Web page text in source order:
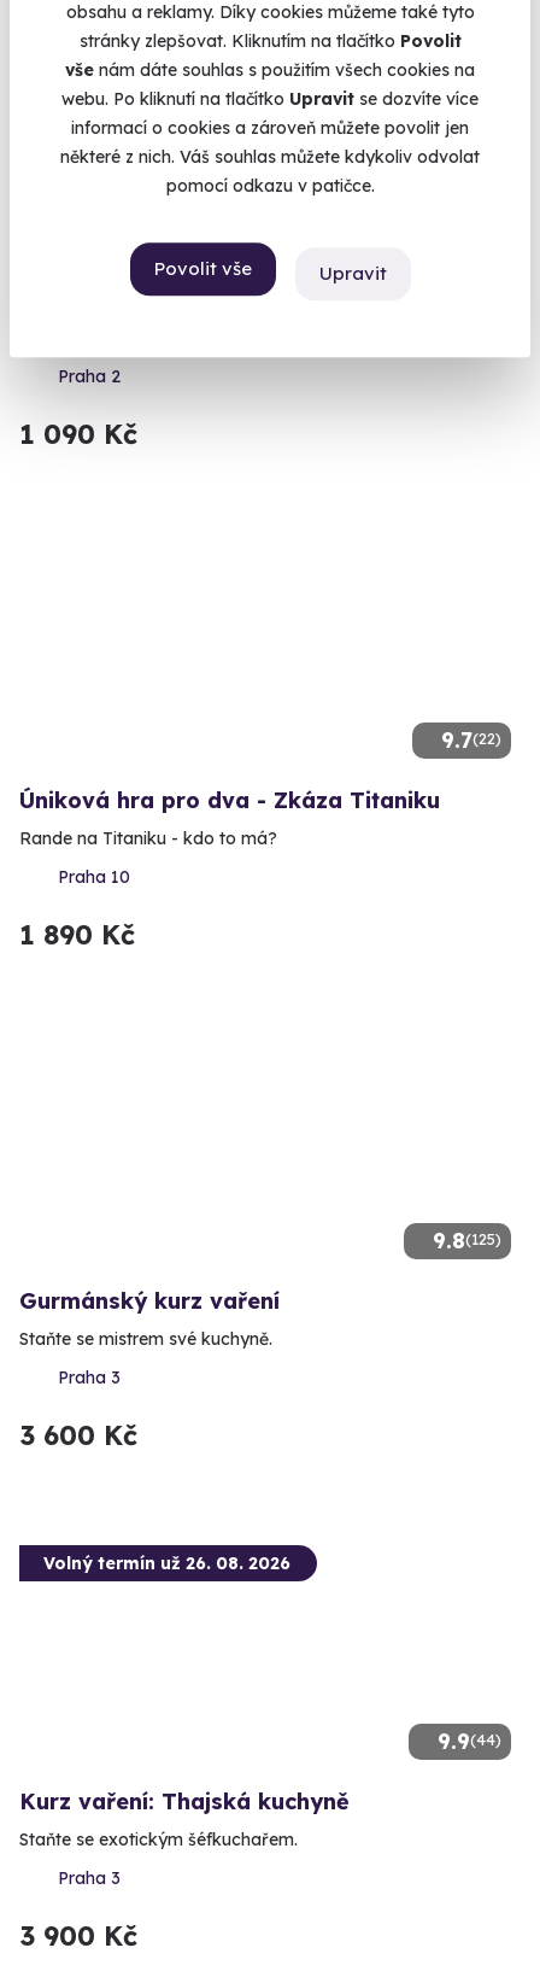
obsahu a reklamy. Díky cookies můžeme také tyto
stránky zlepšovat. Kliknutím na tlačítko Povolit
vše nám dáte souhlas s použitím všech cookies na
webu. Po kliknutí na tlačítko Upravit se dozvíte více
informací o cookies a zároveň můžete povolit jen
některé z nich. Váš souhlas můžete kdykoliv odvolat
pomocí odkazu v patičce.
Povolit vše Upravit
Volný termín už 07. 09. 2026
Degustace světových vín
Praha 2
1 090 Kč
9.7(22)
Úniková hra pro dva - Zkáza Titaniku
Rande na Titaniku - kdo to má?
Praha 10
1 890 Kč
9.8(125)
Gurmánský kurz vaření
Staňte se mistrem své kuchyně.
Praha 3
3 600 Kč
9.9(44)
Volný termín už 26. 08. 2026
Kurz vaření: Thajská kuchyně
Staňte se exotickým šéfkuchařem.
Praha 3
3 900 Kč